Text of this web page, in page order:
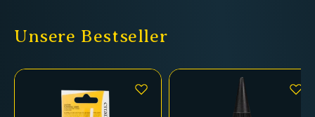
Unsere Bestseller